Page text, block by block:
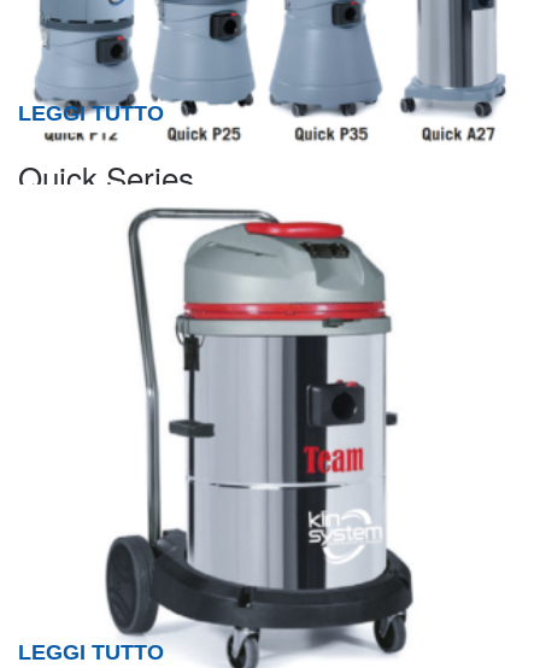
Quick Series
LEGGI TUTTO
LEGGI TUTTO